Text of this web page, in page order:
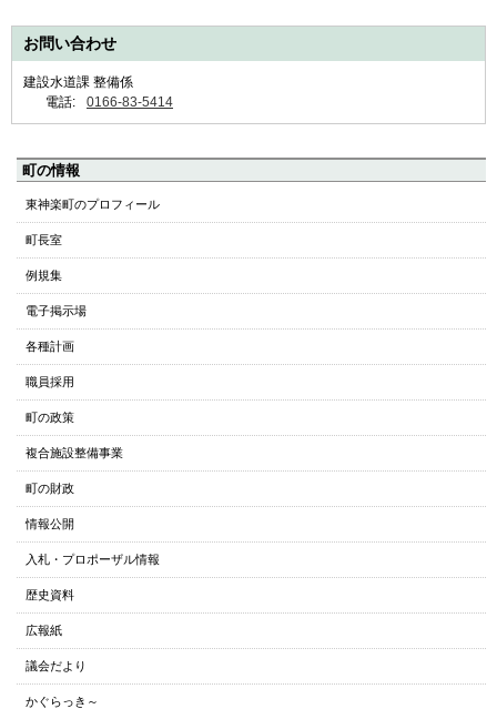
お問い合わせ
建設水道課 整備係
電話:
0166-83-5414
ペ
ッ
本
メ
ー
町の情報
東神楽町のプロフィール
町長室
例規集
電子掲示場
各種計画
職員採用
町の政策
複合施設整備事業
町の財政
情報公開
入札・プロポーザル情報
歴史資料
広報紙
議会だより
かぐらっき～